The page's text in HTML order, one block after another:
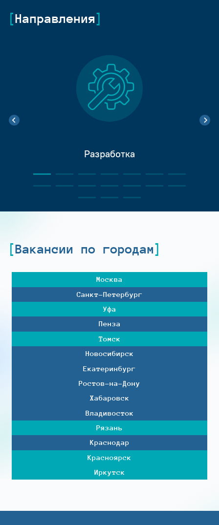
Направления
Разработка
Вакансии по городам
Москва
Санкт-Петербург
Уфа
Пенза
Томск
Новосибирск
Екатеринбург
Ростов-на-Дону
Хабаровск
Владивосток
Рязань
Краснодар
Красноярск
Иркутск